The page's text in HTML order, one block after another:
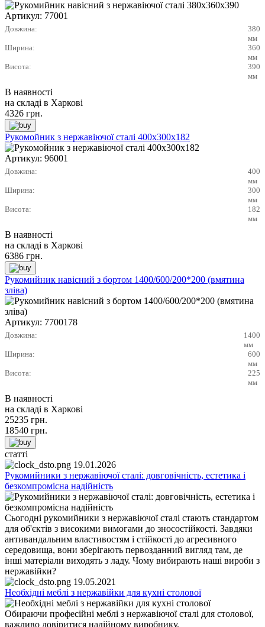
Артикул: 77001
Довжина:
380
мм
Ширина:
360
мм
Висота:
390
мм
В наявності
на складі в Харкові
4326 грн.
Рукомойник з нержавіючої сталі 400х300х182
Артикул: 96001
Довжина:
400
мм
Ширина:
300
мм
Висота:
182
мм
В наявності
на складі в Харкові
6386 грн.
Рукомийник навісний з бортом 1400/600/200*200 (вмятина
зліва)
Артикул: 7700178
Довжина:
1400
мм
Ширина:
600
мм
Висота:
225
мм
В наявності
на складі в Харкові
25235 грн.
18540 грн.
статті
19.01.2026
Рукомийники з нержавіючої сталі: довговічність, естетика і
безкомпромісна надійність
Сьогодні рукомийники з нержавіючої сталі стають стандартом
для об'єктів з високими вимогами до зносостійкості. Завдяки
антивандальним властивостям і стійкості до агресивного
середовища, вони зберігають первозданний вигляд там, де
інші матеріали виходять з ладу. Чому вибирають наші вироби з
нержавійки?
19.05.2021
Необхідні меблі з нержавійки для кухні столової
Обираючи професійні меблі з нержавіючої сталі для столової,
важливо довіритися надійному виробнику.